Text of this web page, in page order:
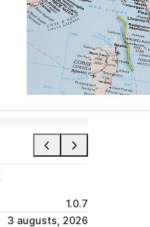
1.0.7
3 augusts, 2026